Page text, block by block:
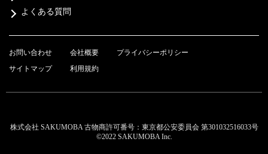
よくある質問
お問い合わせ 会社概要
プライバシーポリシー
サイトマップ
利用規約
株式会社 SAKUMOBA 古物商許可番号：東京都公安委員会 第301032516033号
©2022 SAKUMOBA Inc.